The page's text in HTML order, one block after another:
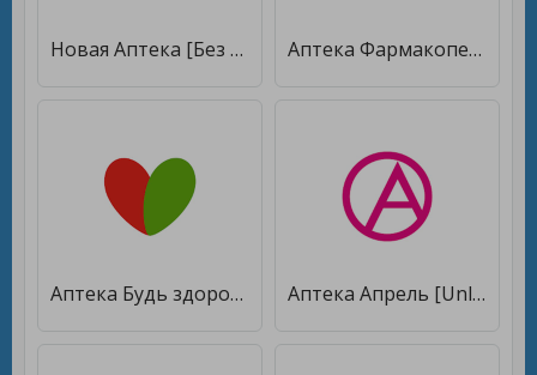
Новая Аптека [Без рекламы] Аптека Фармакопейка [Premium]
Аптека Будь здоров! [Полная версия] Аптека Апрель [Unlocked]